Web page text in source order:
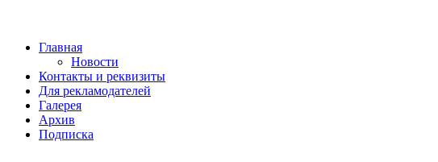
Главная
Новости
Контакты и реквизиты
Для рекламодателей
Галерея
Архив
Подписка